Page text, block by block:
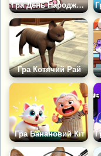
Гра День Народження Кота Пушка
Гра Котячий Рай
Гра Банановий Кіт